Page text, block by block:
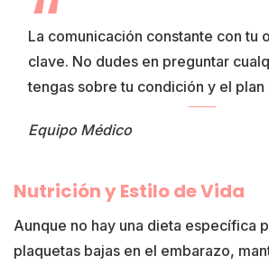
La comunicación constante con tu
clave. No dudes en preguntar
tengas sobre tu condición y el plan
Equipo Médico
Nutrición y Estilo de Vida
Aunque no hay una dieta específica
plaquetas bajas en el embarazo,